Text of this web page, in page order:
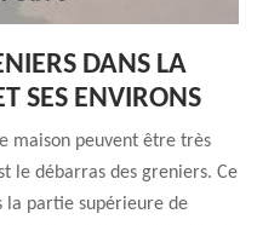
DANS LA
SES ENVIRONS
maison peuvent être très
le débarras des greniers. Ce
la partie supérieure de